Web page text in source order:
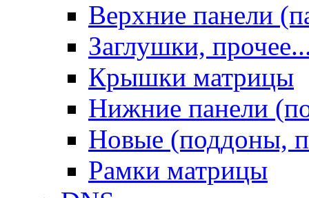
Верхние панели
Заглушки,
Крышки матрицы
Нижние панели
Новые (поддоны,
Рамки матрицы